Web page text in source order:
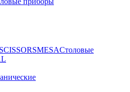
SCISSORSMESAСтоловые